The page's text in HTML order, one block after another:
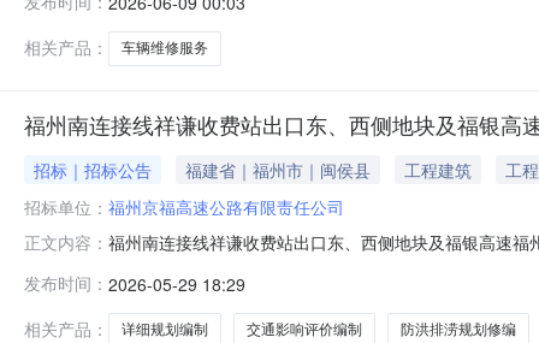
010-3招标人：福州京福高速公路有限责任公司招标方式
人及原因投标文件被否
相关产品：
车辆维修服务
福州南连接线祥谦收费站出口东、西侧地块及福银
招标｜招标公告 福建省｜福州市｜闽侯县 工程建筑
工程
招标单位： 福州京福高速公路有限责任公司
正文内容： 福州南连接线祥谦收费站出口东、西侧地块及福银高速
接线祥谦收费站出口东、西侧地块及福银高速福州西地
块需完善工程建设规划报批工作。该地块在《青口
发布时间： 2026-05-29 18:29
相关产品：
详细规划编制 交通影响评价编制 防洪排涝规划修编